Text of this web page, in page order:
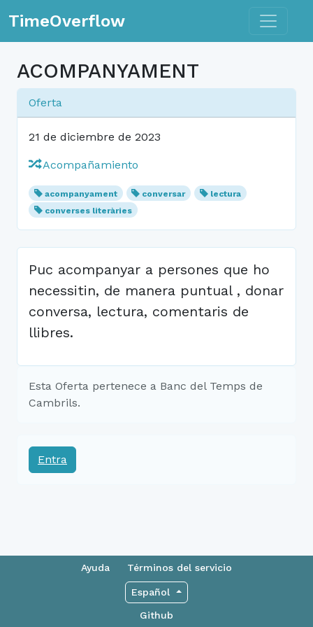
TimeOverflow Toggle
ACOMPANYAMENT
Oferta
21 de diciembre de 2023
Acompañamiento
acompanyament conversar
lectura
converses literàries
Puc acompanyar a persones que ho
necessitin, de manera puntual , donar
conversa, lectura, comentaris de
llibres.
Esta Oferta pertenece a Banc del Temps de
Cambrils.
Entra
Ayuda Términos del servicio
Español
Github